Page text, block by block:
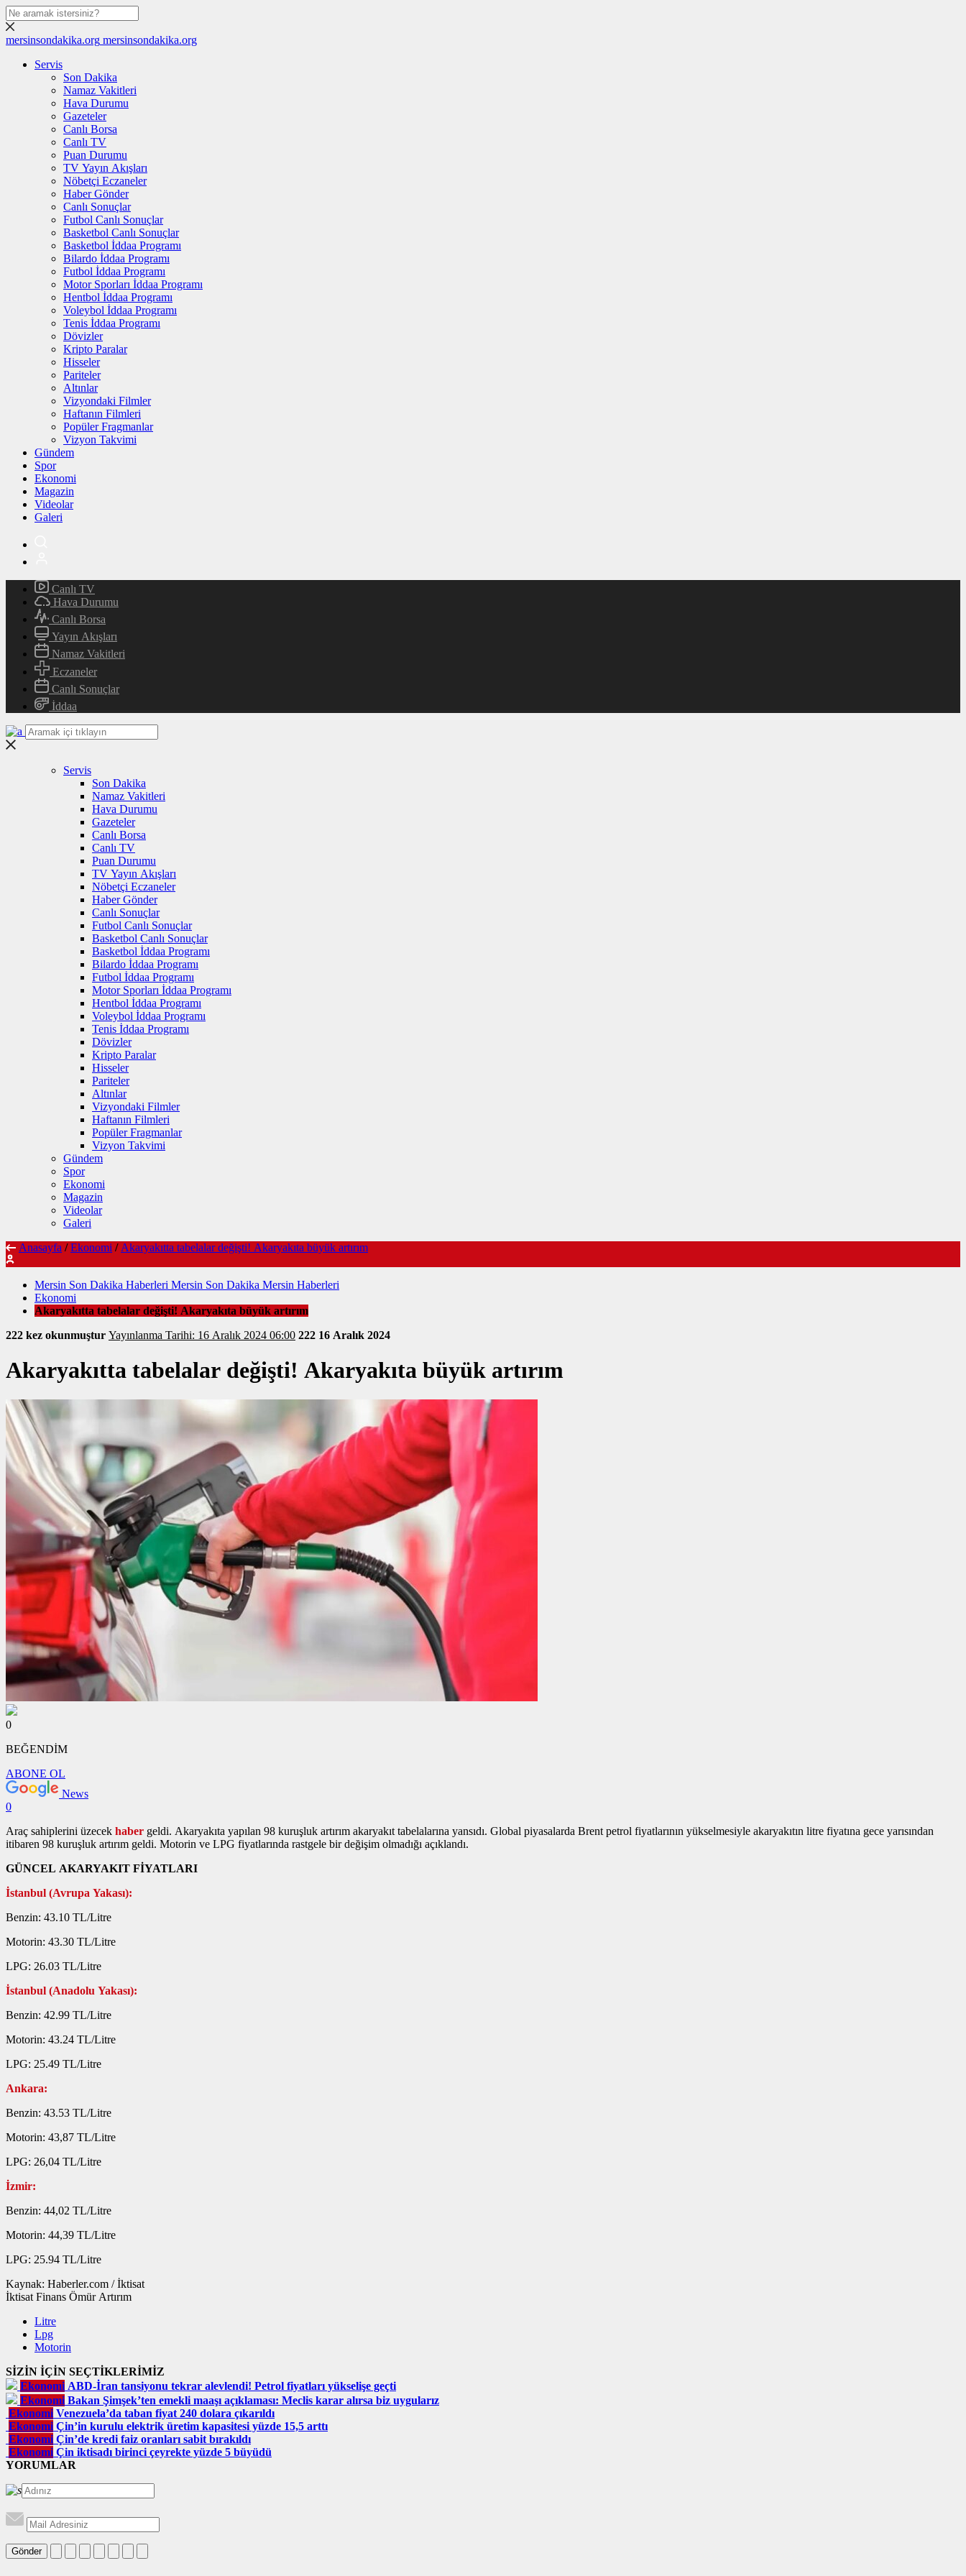
mersinsondakika.org mersinsondakika.org
Servis
Son Dakika
Namaz Vakitleri
Hava Durumu
Gazeteler
Canlı Borsa
Canlı TV
Puan Durumu
TV Yayın Akışları
Nöbetçi Eczaneler
Haber Gönder
Canlı Sonuçlar
Futbol Canlı Sonuçlar
Basketbol Canlı Sonuçlar
Basketbol İddaa Programı
Bilardo İddaa Programı
Futbol İddaa Programı
Motor Sporları İddaa Programı
Hentbol İddaa Programı
Voleybol İddaa Programı
Tenis İddaa Programı
Dövizler
Kripto Paralar
Hisseler
Pariteler
Altınlar
Vizyondaki Filmler
Haftanın Filmleri
Popüler Fragmanlar
Vizyon Takvimi
Gündem
Spor
Ekonomi
Magazin
Videolar
Galeri
Canlı TV
Hava Durumu
Canlı Borsa
Yayın Akışları
Namaz Vakitleri
Eczaneler
Canlı Sonuçlar
İddaa
Servis
Son Dakika
Namaz Vakitleri
Hava Durumu
Gazeteler
Canlı Borsa
Canlı TV
Puan Durumu
TV Yayın Akışları
Nöbetçi Eczaneler
Haber Gönder
Canlı Sonuçlar
Futbol Canlı Sonuçlar
Basketbol Canlı Sonuçlar
Basketbol İddaa Programı
Bilardo İddaa Programı
Futbol İddaa Programı
Motor Sporları İddaa Programı
Hentbol İddaa Programı
Voleybol İddaa Programı
Tenis İddaa Programı
Dövizler
Kripto Paralar
Hisseler
Pariteler
Altınlar
Vizyondaki Filmler
Haftanın Filmleri
Popüler Fragmanlar
Vizyon Takvimi
Gündem
Spor
Ekonomi
Magazin
Videolar
Galeri
Anasayfa / Ekonomi / Akaryakıtta tabelalar değişti! Akaryakıta büyük artırım
Mersin Son Dakika Haberleri Mersin Son Dakika Mersin Haberleri
Ekonomi
Akaryakıtta tabelalar değişti! Akaryakıta büyük artırım
222 kez okunmuştur
Yayınlanma Tarihi: 16 Aralık 2024 06:00 222 16 Aralık 2024
Akaryakıtta tabelalar değişti! Akaryakıta büyük artırım
0
BEĞENDİM
ABONE OL
News
0
Araç sahiplerini üzecek haber geldi. Akaryakıta yapılan 98 kuruşluk artırım akaryakıt tabelalarına yansıdı. Global piyasalarda Brent petrol fiyatlarının yükselmesiyle akaryakıtın litre fiyatına gece yarısından
itibaren 98 kuruşluk artırım geldi. Motorin ve LPG fiyatlarında rastgele bir değişim olmadığı açıklandı.
GÜNCEL AKARYAKIT FİYATLARI
İstanbul (Avrupa Yakası):
Benzin: 43.10 TL/Litre
Motorin: 43.30 TL/Litre
LPG: 26.03 TL/Litre
İstanbul (Anadolu Yakası):
Benzin: 42.99 TL/Litre
Motorin: 43.24 TL/Litre
LPG: 25.49 TL/Litre
Ankara:
Benzin: 43.53 TL/Litre
Motorin: 43,87 TL/Litre
LPG: 26,04 TL/Litre
İzmir:
Benzin: 44,02 TL/Litre
Motorin: 44,39 TL/Litre
LPG: 25.94 TL/Litre
Kaynak: Haberler.com / İktisat
İktisat Finans Ömür Artırım
Litre
Lpg
Motorin
SİZİN İÇİN SEÇTİKLERİMİZ
Ekonomi ABD-İran tansiyonu tekrar alevlendi! Petrol fiyatları yükselişe geçti
Ekonomi Bakan Şimşek’ten emekli maaşı açıklaması: Meclis karar alırsa biz uygularız
Ekonomi Venezuela’da taban fiyat 240 dolara çıkarıldı
Ekonomi Çin’in kurulu elektrik üretim kapasitesi yüzde 15,5 arttı
Ekonomi Çin’de kredi faiz oranları sabit bırakıldı
Ekonomi Çin iktisadı birinci çeyrekte yüzde 5 büyüdü
YORUMLAR
Gönder